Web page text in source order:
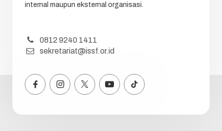
internal maupun eksternal organisasi.
0812 9240 1411
sekretariat@issf.or.id